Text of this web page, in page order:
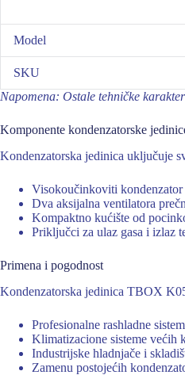
Model
SKU
Napomena: Ostale tehničke
Komponente kondenzatorske
Kondenzatorska jedinica uključuje
Visokoučinkoviti
Dva aksijalna ventilatora
Kompaktno kućište od
Priključci za ulaz gasa i izlaz
Primena i pogodnost
Kondenzatorska jedinica TBOX
Profesionalne rashladne
Klimatizacione sisteme većih
Industrijske hladnjače i
Zamenu postojećih